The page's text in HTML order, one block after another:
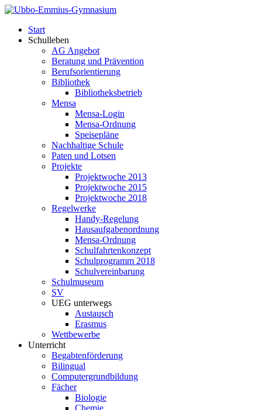
Start
Schulleben
AG Angebot
Beratung und Prävention
Berufsorientierung
Bibliothek
Bibliotheksbetrieb
Mensa
Mensa-Login
Mensa-Ordnung
Speisepläne
Nachhaltige Schule
Paten und Lotsen
Projekte
Projektwoche 2013
Projektwoche 2015
Projektwoche 2018
Regelwerke
Handy-Regelung
Hausaufgabenordnung
Mensa-Ordnung
Schulfahrtenkonzept
Schulprogramm 2018
Schulvereinbarung
Schulmuseum
SV
UEG unterwegs
Austausch
Erasmus
Wettbewerbe
Unterricht
Begabtenförderung
Bilingual
Computergrundbildung
Fächer
Biologie
Chemie